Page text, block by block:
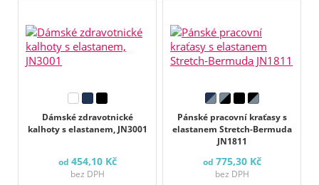
Dámské zdravotnické
kalhoty s elastanem, JN3001
od 454,10 Kč
bez DPH
Pánské pracovní kraťasy s
elastanem Stretch-Bermuda
JN1811
od 775,30 Kč
bez DPH